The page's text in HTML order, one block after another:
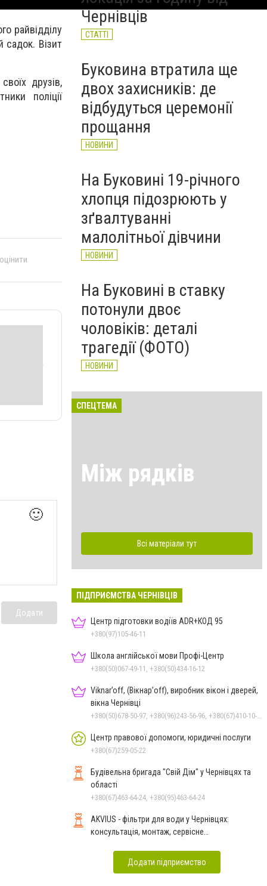
райвідділу
садок. Візит
друзів,
поліції
🙂
Додати
конфлікт із пасажирами
Чернівців
СТАТТІ
Буковина втратила ще
двох захисників: де
відбудуться церемонії
прощання
НОВИНИ
На Буковині 19-річного
хлопця підозрюють у
зґвалтуванні
малолітньої дівчини
НОВИНИ
На Буковині в ставку
потонули двоє
чоловіків: деталі
трагедії (ФОТО)
НОВИНИ
СПЕЦТЕМА
Між рядків
Всі матеріали тут
ПІДПРИЄМСТВА ЧЕРНІВЦІВ
Центр підготовки водіїв ADR+КОД 95
+380(97)105-46-11
Школа англійської мови Профі-Центр
+380(50)067-49-11, +380(50)434-16-12
Viknar’off, (Вікнар’off), виробник вікон і дверей,
вікна Чернівці
Центр правової допомоги, юридичні послуги
+380(67)259-05-22
Будівельна бригада "Свій Дім" у Чернівцях та
області
+380(67)463-64-24, +380(95)463-64-24
AKVIUS - фільтри для води у Чернівцях:
консультація, монтаж, сервісне
Додати підприємство